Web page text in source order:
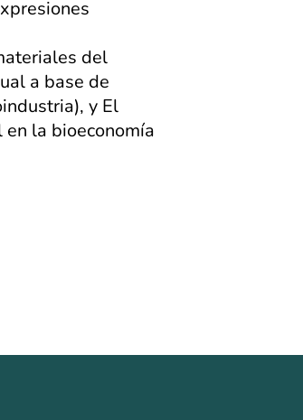
del
a base de
y El
la bioeconomía